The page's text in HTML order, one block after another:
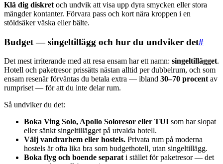
Klä dig diskret och undvik att visa upp dyra smycken eller stora
mängder kontanter. Förvara pass och kort nära kroppen i en
stöldsäker väska eller bälte.
Budget — singeltillägg och hur du undviker det#
Det mest irriterande med att resa ensam har ett namn: singeltillägget.
Hotell och paketresor prissätts nästan alltid per dubbelrum, och som
ensam resenär förväntas du betala extra — ibland 30–70 procentav
rumpriset — för att du inte delar rum.
Så undviker du det:
Boka Ving Solo, Apollo Soloresor eller TUI som har slopat
eller sänkt singeltillägget på utvalda hotell.
Välj vandrarhem eller hostels. Privata rum på moderna
hostels är ofta lika bra som budgethotell, utan singeltillägg.
Boka flyg och boende separati stället för paketresor — det